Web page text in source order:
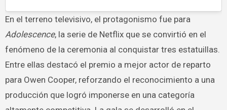
En el terreno televisivo, el protagonismo fue para
Adolescence, la serie de Netflix que se convirtió en el
fenómeno de la ceremonia al conquistar tres estatuillas.
Entre ellas destacó el premio a mejor actor de reparto
para Owen Cooper, reforzando el reconocimiento a una
producción que logró imponerse en una categoría